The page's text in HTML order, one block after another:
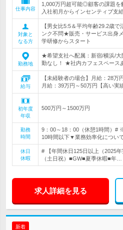
仕事内容
1,000万円超可能◎顧客の課題
入社初月からインセンティブ支
対象と
なる方
【男女比5:5＆平均年齢29.2歳
ンク不問★販売・サービス出身
学研修からスタート
勤務地
★希望支社へ配属：新宿/横浜/
勤なし！ ★社内カフェスペース
給与
【未経験者の場合】月給：28万
月給：39万円～50万円【高い実
初年度
年収
500万円～1500万円
勤務
時間
9：00～18：00（休憩1時間）#
10時間以下▼業務効率化につい
休日
休暇
# 【年間休日125日以上（2025
（土日祝）■GW■夏季休暇■年…
求人詳細を見る
新着